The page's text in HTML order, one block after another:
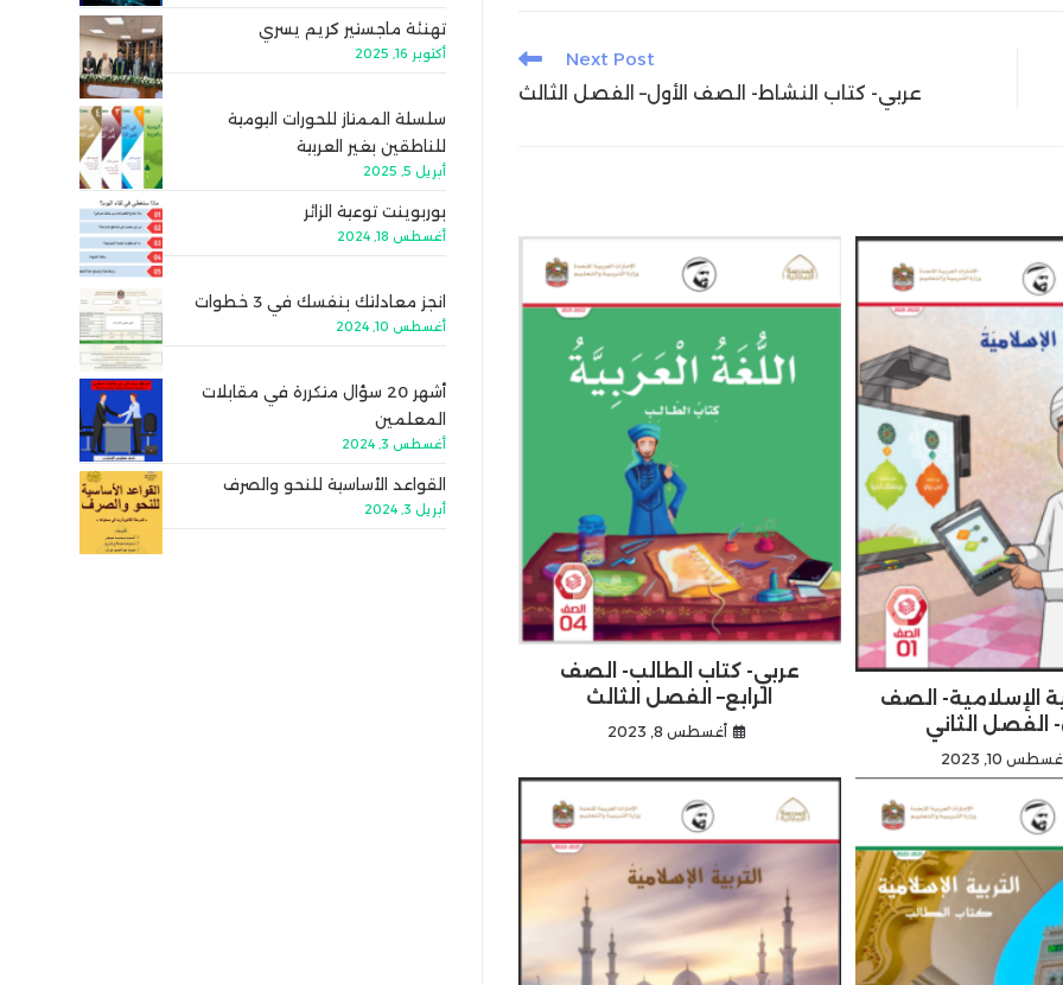
Next Post
عربي- كتاب النشاط- الصف الأول– الفصل الثالث
عربي- كتاب الطالب- الصف
الرابع– الفصل الثالث
أغسطس 8, 2023
الإسلامية- الصف
الفصل الثاني
10, 2023
تهنئة ماجستير كريم يسري
أكتوبر 16, 2025
سلسلة الممتاز للحورات اليومية
للناطقين بغير العربية
أبريل 5, 2025
بوربوينت توعية الزائر
أغسطس 18, 2024
انجز معادلتك بنفسك في 3 خطوات
أغسطس 10, 2024
أشهر 20 سؤال متكررة في مقابلات
المعلمين
أغسطس 3, 2024
القواعد الأساسية للنحو والصرف
أبريل 3, 2024